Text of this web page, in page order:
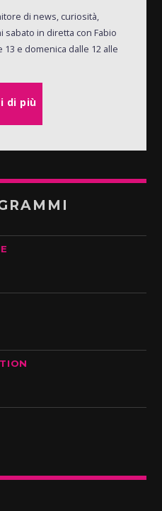
di news, curiosità,
sabato in diretta con Fabio
13 e domenica dalle 12 alle
di più